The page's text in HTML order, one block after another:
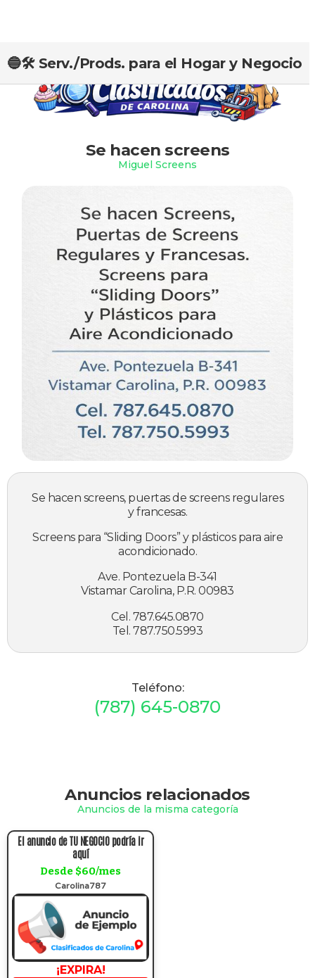
🔵🛠️ Serv./Prods. para el Hogar y Negocio
Se hacen screens
Miguel Screens
Se hacen screens, puertas de screens regulares
y francesas.
Screens para “Sliding Doors” y plásticos para aire
acondicionado.
Ave. Pontezuela B-341
Vistamar Carolina, P.R. 00983
Cel. 787.645.0870
Tel. 787.750.5993
Teléfono:
(787) 645-0870
Anuncios relacionados
Anuncios de la misma categoría
El anuncio de TU NEGOCIO podría ir
aquí
Desde $60/mes
Carolina787
¡EXPIRA!